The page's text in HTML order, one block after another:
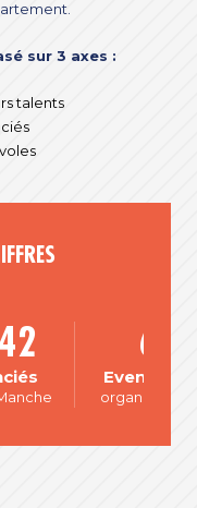
sur 3 axes :
talents
60
organisés